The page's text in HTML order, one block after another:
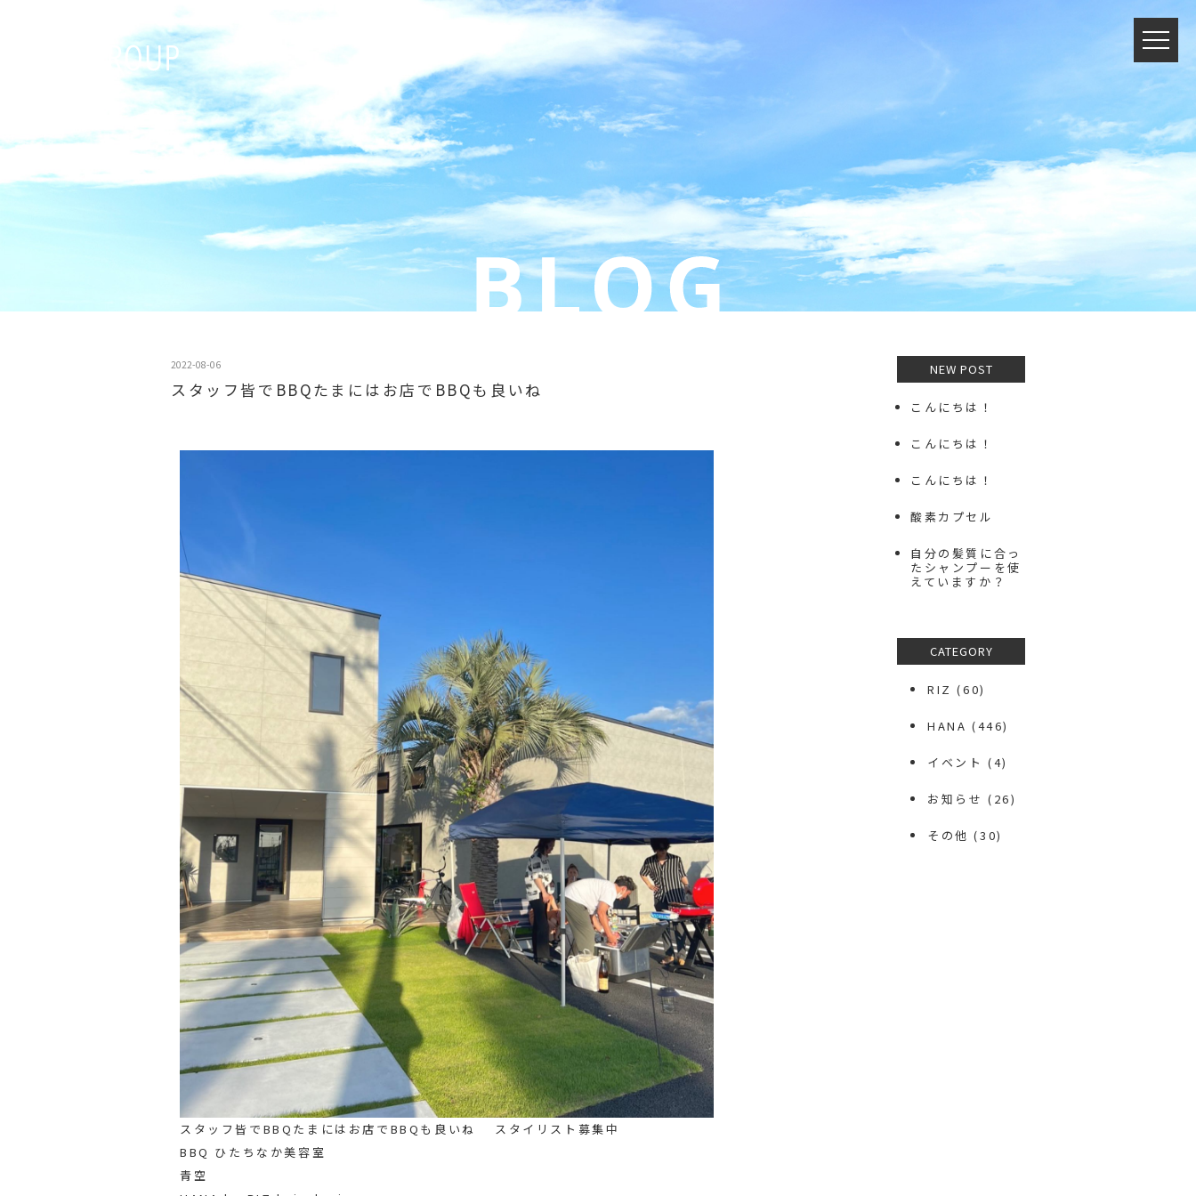
2022-08-06
スタッフ皆でBBQたまにはお店でBBQも良いね
スタッフ皆でBBQたまにはお店でBBQも良いね スタイリスト募集中
BBQ ひたちなか美容室
青空
NEW POST
こんにちは！
こんにちは！
こんにちは！
酸素カプセル
自分の髪質に合っ
たシャンプーを使
えていますか？
CATEGORY
RIZ (60)
HANA (446)
イベント (4)
お知らせ (26)
その他 (30)